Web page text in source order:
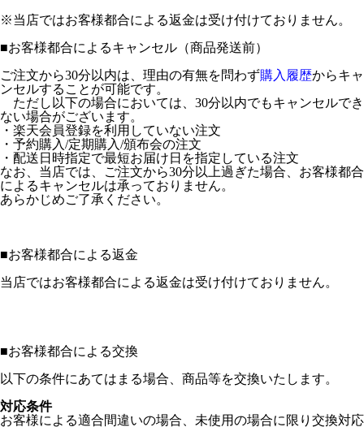
※当店ではお客様都合による返金は受け付けておりません。
■お客様都合によるキャンセル（商品発送前）
ご注文から30分以内は、理由の有無を問わず購入履歴からキャ
ンセルすることが可能です。
ただし以下の場合においては、30分以内でもキャンセルでき
ない場合がございます。
・楽天会員登録を利用していない注文
・予約購入/定期購入/頒布会の注文
・配送日時指定で最短お届け日を指定している注文
なお、当店では、ご注文から30分以上過ぎた場合、お客様都合
によるキャンセルは承っておりません。
あらかじめご了承ください。
■お客様都合による返金
当店ではお客様都合による返金は受け付けておりません。
■お客様都合による交換
以下の条件にあてはまる場合、商品等を交換いたします。
対応条件
お客様による適合間違いの場合、未使用の場合に限り交換対応